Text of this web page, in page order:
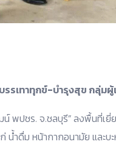
รเทาทุกข์-บำรุงสุข กลุ่มผู้
พปชร. จ.ชลบุรี” ลงพื้นที่เยี่
น้ำดื่ม หน้ากากอนามัย และบ